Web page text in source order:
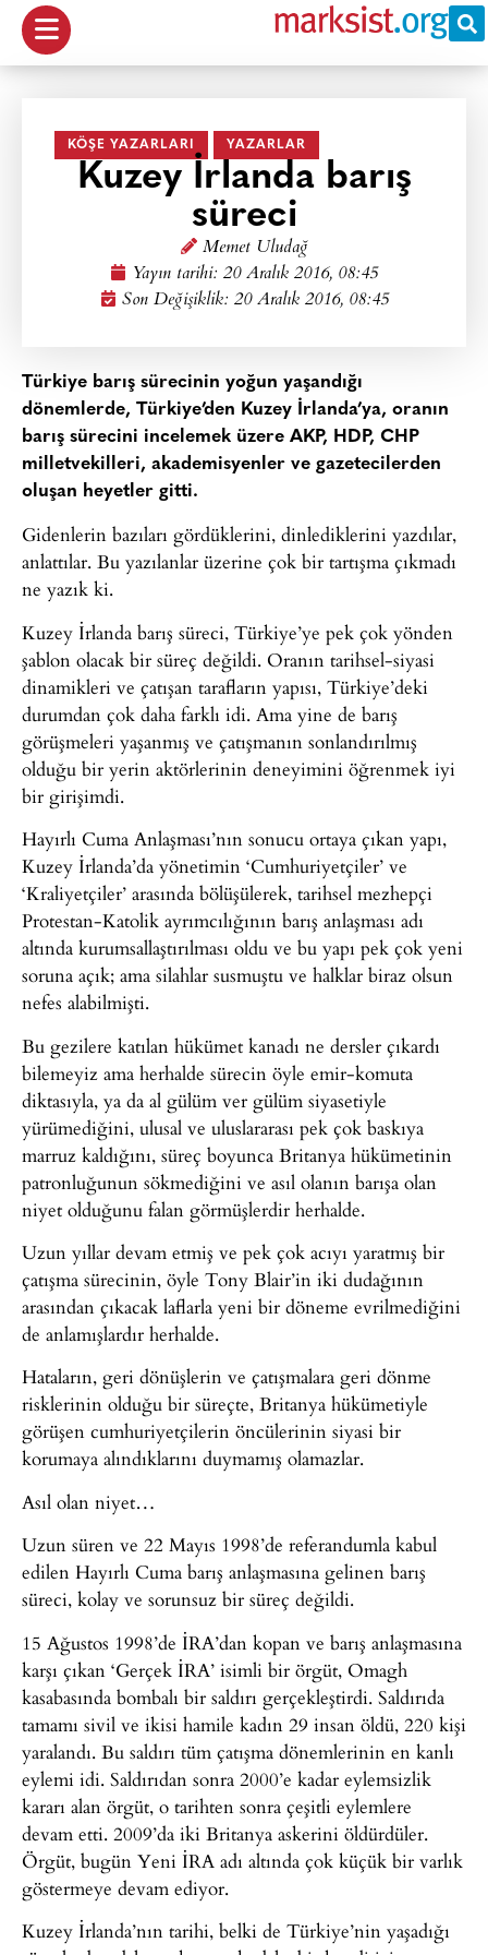
KÖŞE YAZARLARI YAZARLAR
Kuzey İrlanda barış
süreci
Memet Uludağ
Yayın tarihi: 20 Aralık 2016, 08:45
Son Değişiklik: 20 Aralık 2016, 08:45
Türkiye barış sürecinin yoğun yaşandığı
dönemlerde, Türkiye’den Kuzey İrlanda’ya, oranın
barış sürecini incelemek üzere AKP, HDP, CHP
milletvekilleri, akademisyenler ve gazetecilerden
oluşan heyetler gitti.
Gidenlerin bazıları gördüklerini, dinlediklerini yazdılar,
anlattılar. Bu yazılanlar üzerine çok bir tartışma çıkmadı
ne yazık ki.
Kuzey İrlanda barış süreci, Türkiye’ye pek çok yönden
şablon olacak bir süreç değildi. Oranın tarihsel-siyasi
dinamikleri ve çatışan tarafların yapısı, Türkiye’deki
durumdan çok daha farklı idi. Ama yine de barış
görüşmeleri yaşanmış ve çatışmanın sonlandırılmış
olduğu bir yerin aktörlerinin deneyimini öğrenmek iyi
bir girişimdi.
Hayırlı Cuma Anlaşması’nın sonucu ortaya çıkan yapı,
Kuzey İrlanda’da yönetimin ‘Cumhuriyetçiler’ ve
‘Kraliyetçiler’ arasında bölüşülerek, tarihsel mezhepçi
Protestan-Katolik ayrımcılığının barış anlaşması adı
altında kurumsallaştırılması oldu ve bu yapı pek çok yeni
soruna açık; ama silahlar susmuştu ve halklar biraz olsun
nefes alabilmişti.
Bu gezilere katılan hükümet kanadı ne dersler çıkardı
bilemeyiz ama herhalde sürecin öyle emir-komuta
diktasıyla, ya da al gülüm ver gülüm siyasetiyle
yürümediğini, ulusal ve uluslararası pek çok baskıya
marruz kaldığını, süreç boyunca Britanya hükümetinin
patronluğunun sökmediğini ve asıl olanın barışa olan
niyet olduğunu falan görmüşlerdir herhalde.
Uzun yıllar devam etmiş ve pek çok acıyı yaratmış bir
çatışma sürecinin, öyle Tony Blair’in iki dudağının
arasından çıkacak laflarla yeni bir döneme evrilmediğini
de anlamışlardır herhalde.
Hataların, geri dönüşlerin ve çatışmalara geri dönme
risklerinin olduğu bir süreçte, Britanya hükümetiyle
görüşen cumhuriyetçilerin öncülerinin siyasi bir
korumaya alındıklarını duymamış olamazlar.
Asıl olan niyet…
Uzun süren ve 22 Mayıs 1998’de referandumla kabul
edilen Hayırlı Cuma barış anlaşmasına gelinen barış
süreci, kolay ve sorunsuz bir süreç değildi.
15 Ağustos 1998’de İRA’dan kopan ve barış anlaşmasına
karşı çıkan ‘Gerçek İRA’ isimli bir örgüt, Omagh
kasabasında bombalı bir saldırı gerçekleştirdi. Saldırıda
tamamı sivil ve ikisi hamile kadın 29 insan öldü, 220 kişi
yaralandı. Bu saldırı tüm çatışma dönemlerinin en kanlı
eylemi idi. Saldırıdan sonra 2000’e kadar eylemsizlik
kararı alan örgüt, o tarihten sonra çeşitli eylemlere
devam etti. 2009’da iki Britanya askerini öldürdüler.
Örgüt, bugün Yeni İRA adı altında çok küçük bir varlık
göstermeye devam ediyor.
Kuzey İrlanda’nın tarihi, belki de Türkiye’nin yaşadığı